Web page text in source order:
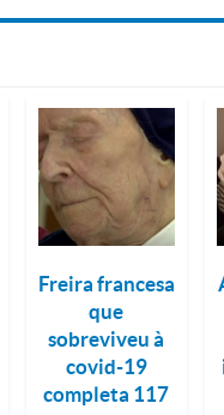
Freira francesa
que
sobreviveu à
covid-19
completa 117